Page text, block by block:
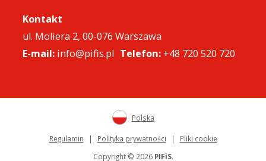
Kontakt
ul. Moliera 2, 00-076 Warszawa
E-mail: info@pifis.pl Telefon: +48 720 520 720
Polska
Regulamin | Polityka prywatności |
Pliki cookie
Copyright © 2026 PIFiS.